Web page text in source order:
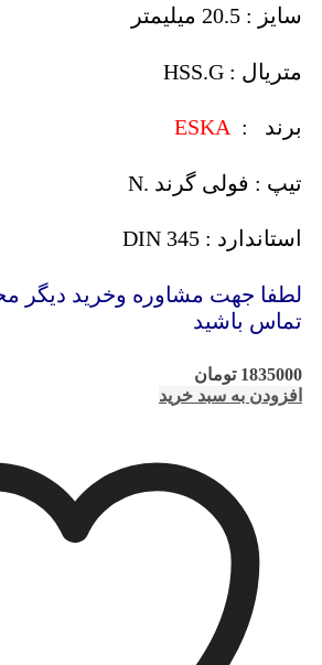
سایز : 20.5 میلیمتر
متریال : HSS.G
برند : ESKA
تیپ : فولی گرند .N
استاندارد : DIN 345
لطفا جهت مشاوره وخرید دیگر
تماس باشید
1835000 تومان
افزودن به سبد خرید